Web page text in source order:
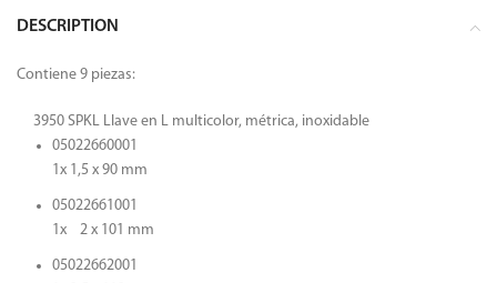
DESCRIPTION
Contiene 9 piezas:
3950 SPKL Llave en L multicolor, métrica, inoxidable
05022660001
1x 1,5 x 90 mm
05022661001
1x 2 x 101 mm
05022662001